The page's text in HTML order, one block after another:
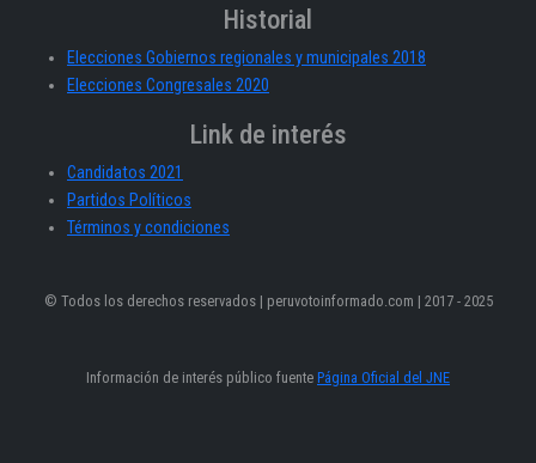
Historial
Elecciones Gobiernos regionales y municipales 2018
Elecciones Congresales 2020
Link de interés
Candidatos 2021
Partidos Políticos
Términos y condiciones
© Todos los derechos reservados | peruvotoinformado.com | 2017 - 2025
Información de interés público fuente Página Oficial del JNE